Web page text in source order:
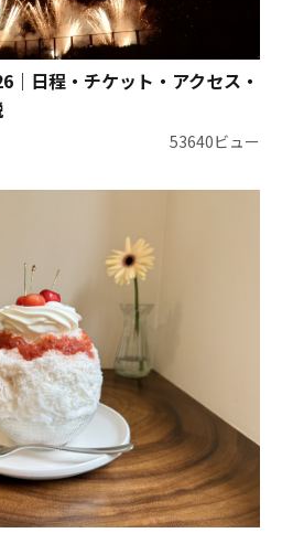
｜日程・チケット・アクセス・
53640ビュー